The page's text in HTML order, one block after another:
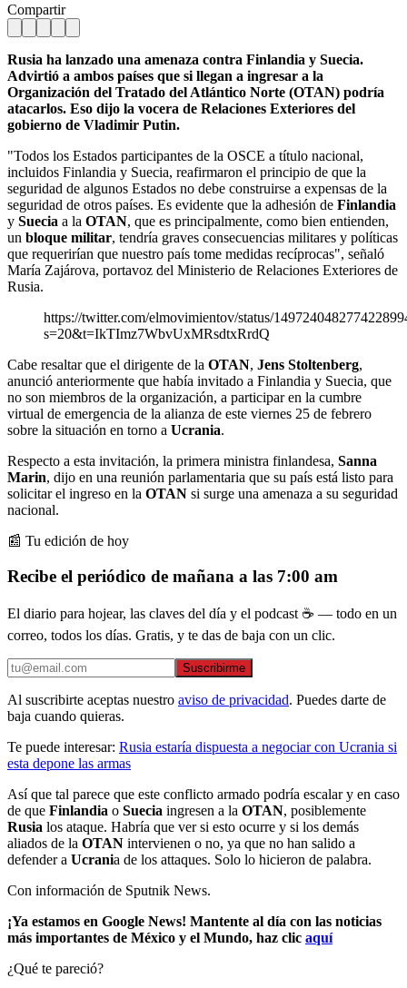
Compartir
Rusia ha lanzado una amenaza contra Finlandia y Suecia.
Advirtió a ambos países que si llegan a ingresar a la
Organización del Tratado del Atlántico Norte (OTAN) podría
atacarlos. Eso dijo la vocera de Relaciones Exteriores del
gobierno de Vladimir Putin.
"Todos los Estados participantes de la OSCE a título nacional,
incluidos Finlandia y Suecia, reafirmaron el principio de que la
seguridad de algunos Estados no debe construirse a expensas de la
seguridad de otros países. Es evidente que la adhesión de Finlandia
y Suecia a la OTAN, que es principalmente, como bien entienden,
un bloque militar, tendría graves consecuencias militares y políticas
que requerirían que nuestro país tome medidas recíprocas", señaló
María Zajárova, portavoz del Ministerio de Relaciones Exteriores de
Rusia.
https://twitter.com/elmovimientov/status/
s=20&t=IkTImz7WbvUxMRsdtxRrdQ
Cabe resaltar que el dirigente de la OTAN, Jens Stoltenberg,
anunció anteriormente que había invitado a Finlandia y Suecia, que
no son miembros de la organización, a participar en la cumbre
virtual de emergencia de la alianza de este viernes 25 de febrero
sobre la situación en torno a Ucrania.
Respecto a esta invitación, la primera ministra finlandesa, Sanna
Marin, dijo en una reunión parlamentaria que su país está listo para
solicitar el ingreso en la OTAN si surge una amenaza a su seguridad
nacional.
📰 Tu edición de hoy
Recibe el periódico de mañana a las 7:00 am
El diario para hojear, las claves del día y el podcast ☕ — todo en un
correo, todos los días. Gratis, y te das de baja con un clic.
Suscribirme
Al suscribirte aceptas nuestro aviso de privacidad. Puedes darte de
baja cuando quieras.
Te puede interesar: Rusia estaría dispuesta a negociar con Ucrania si
esta depone las armas
Así que tal parece que este conflicto armado podría escalar y en caso
de que Finlandia o Suecia ingresen a la OTAN, posiblemente
Rusia los ataque. Habría que ver si esto ocurre y si los demás
aliados de la OTAN intervienen o no, ya que no han salido a
defender a Ucrania de los attaques. Solo lo hicieron de palabra.
Con información de Sputnik News.
¡Ya estamos en Google News! Mantente al día con las noticias
más importantes de México y el Mundo, haz clic aquí
¿Qué te pareció?